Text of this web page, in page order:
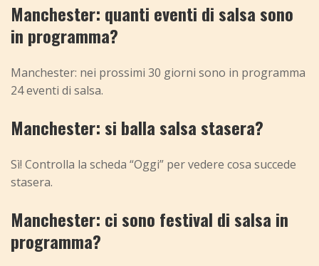
Manchester: quanti eventi di salsa sono
in programma?
Manchester: nei prossimi 30 giorni sono in programma
24 eventi di salsa.
Manchester: si balla salsa stasera?
Sì! Controlla la scheda “Oggi” per vedere cosa succede
stasera.
Manchester: ci sono festival di salsa in
programma?